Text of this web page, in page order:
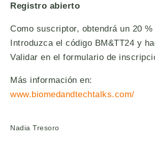
Registro abierto
Como suscriptor, obtendrá un 20
Introduzca el código BM&TT24 y
Validar en el formulario de
Más información en:
www.biomedandtechtalks.com/
Nadia Tresoro